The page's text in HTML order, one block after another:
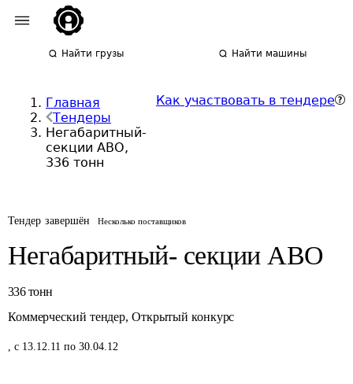
Найти грузы Найти машины
Главная
Тендеры
Негабаритный-
секции АВО,
336 тонн
Как участвовать в тендере
Тендер завершён Несколько поставщиков
Негабаритный- секции АВО
336 тонн
Коммерческий тендер, Открытый конкурс
, с 13.12.11 по 30.04.12